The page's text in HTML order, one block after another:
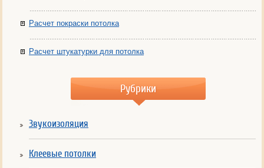
Расчет покраски потолка
Расчет штукатурки для потолка
Рубрики
Звукоизоляция
Клеевые потолки